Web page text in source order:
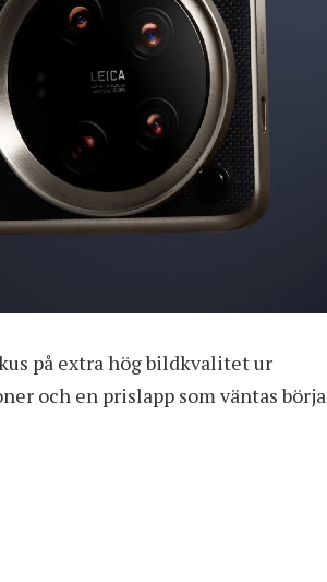
på extra hög bildkvalitet ur
och en prislapp som väntas börja